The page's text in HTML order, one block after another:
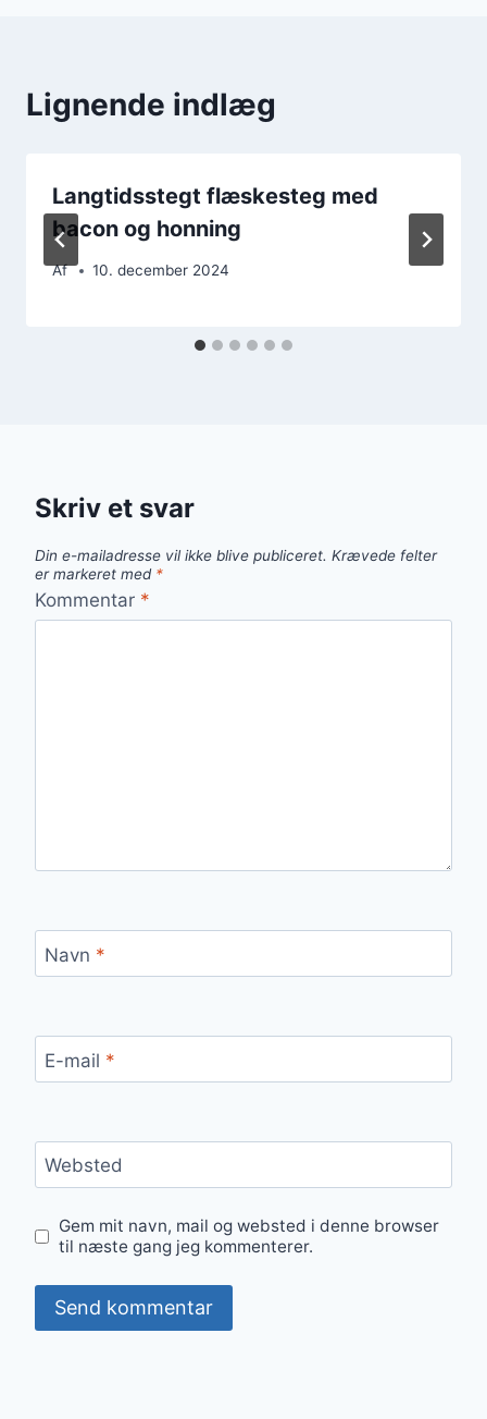
Lignende indlæg
Langtidsstegt flæskesteg med
bacon og honning
Af 10. december 2024
Skriv et svar
Din e-mailadresse vil ikke blive publiceret. Krævede felter
er markeret med *
Kommentar *
Navn *
E-mail *
Websted
Gem mit navn, mail og websted i denne browser
til næste gang jeg kommenterer.